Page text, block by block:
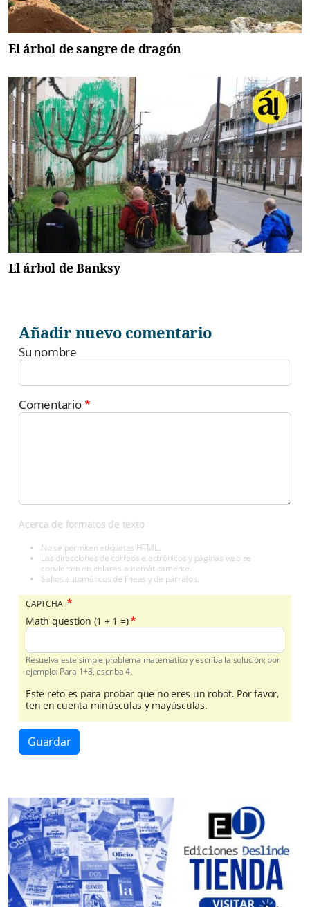
El árbol de sangre de dragón
El árbol de Banksy
Añadir nuevo comentario
Su nombre
Comentario
Acerca de formatos de texto
No se permiten etiquetas HTML.
Las direcciones de correos electrónicos y páginas web se
convierten en enlaces automáticamente.
Saltos automáticos de líneas y de párrafos.
CAPTCHA
Math question (1 + 1 =)
Resuelva este simple problema matemático y escriba la solución; por
ejemplo: Para 1+3, escriba 4.
Este reto es para probar que no eres un robot. Por favor,
ten en cuenta minúsculas y mayúsculas.
Guardar